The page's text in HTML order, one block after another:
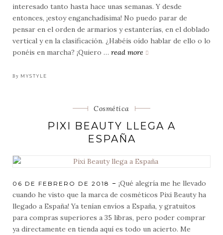
interesado tanto hasta hace unas semanas. Y desde
entonces, ¡estoy enganchadísima! No puedo parar de
pensar en el orden de armarios y estanterías, en el doblado
vertical y en la clasificación. ¿Habéis oído hablar de ello o lo
ponéis en marcha? ¡Quiero … read more
mis
nuevos
retos
2018
By MYSTYLE
Categorias
Cosmética
PIXI BEAUTY LLEGA A
ESPAÑA
POSTED
06 DE FEBRERO DE 2018
¡Qué alegría me he llevado
cuando he visto que la marca de cosméticos Pixi Beauty ha
llegado a España! Ya tenían envíos a España, y gratuitos
para compras superiores a 35 libras, pero poder comprar
ya directamente en tienda aquí es todo un acierto. Me